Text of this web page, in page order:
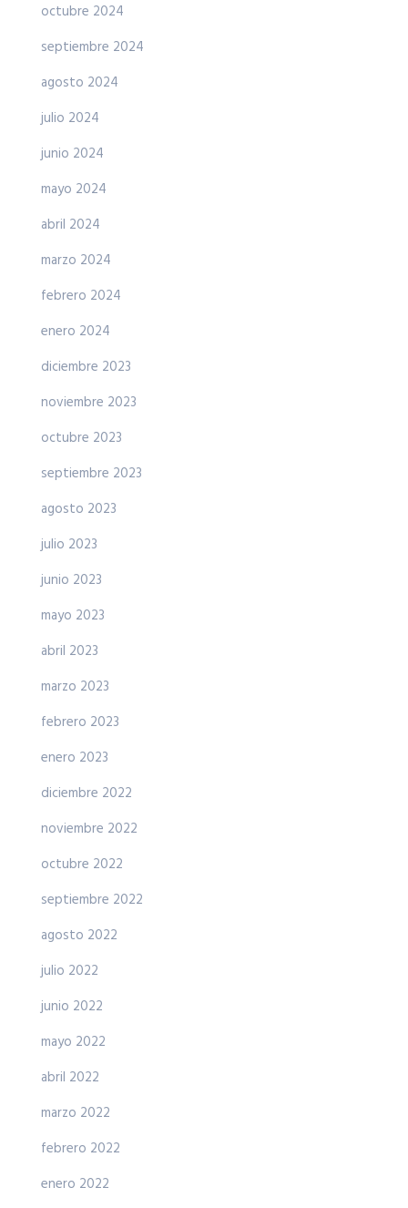
octubre 2024
septiembre 2024
agosto 2024
julio 2024
junio 2024
mayo 2024
abril 2024
marzo 2024
febrero 2024
enero 2024
diciembre 2023
noviembre 2023
octubre 2023
septiembre 2023
agosto 2023
julio 2023
junio 2023
mayo 2023
abril 2023
marzo 2023
febrero 2023
enero 2023
diciembre 2022
noviembre 2022
octubre 2022
septiembre 2022
agosto 2022
julio 2022
junio 2022
mayo 2022
abril 2022
marzo 2022
febrero 2022
enero 2022